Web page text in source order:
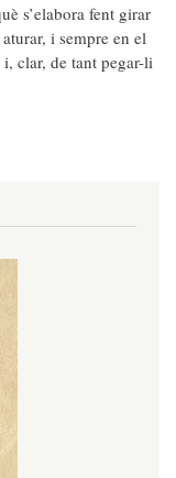
s’elabora fent girar
i sempre en el
clar, de tant pegar-li